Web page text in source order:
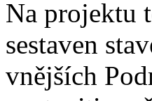
Na projektu
sestaven
vnějších